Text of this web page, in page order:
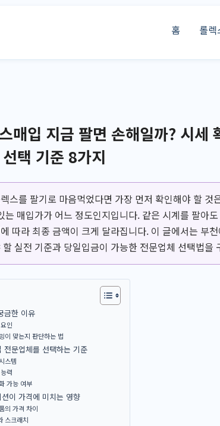
홈 롤렉
매입 지금 팔면 손해일까? 시세
택 기준 8가지
스를 팔기로 마음먹었다면 가장 먼저 확인해야 할 것
는 매입가가 어느 정도인지입니다. 같은 시계를 팔아
따라 최종 금액이 크게 달라집니다. 이 글에서는 부
할 실전 기준과 당일입금이 가능한 전문업체 선택법을
금한 이유
인
이 맞는지 판단하는 법
전문업체를 선택하는 기준
스템
력
가능 여부
이 가격에 미치는 영향
의 가격 차이
스크래치